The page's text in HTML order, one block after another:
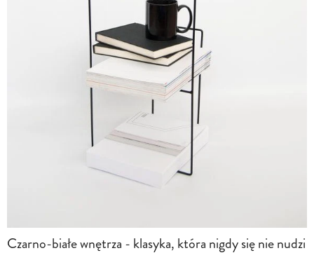
Czarno-białe wnętrza - klasyka, która nigdy się nie nudzi